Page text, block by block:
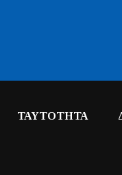
ΤΑΥΤΟΤΗΤΑ